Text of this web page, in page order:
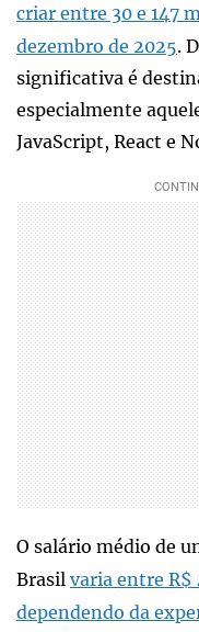
criar entre 30 e 147
dezembro de 2025.
significativa é
especialmente
JavaScript, React e
O salário médio de
Brasil varia entre R$
dependendo da